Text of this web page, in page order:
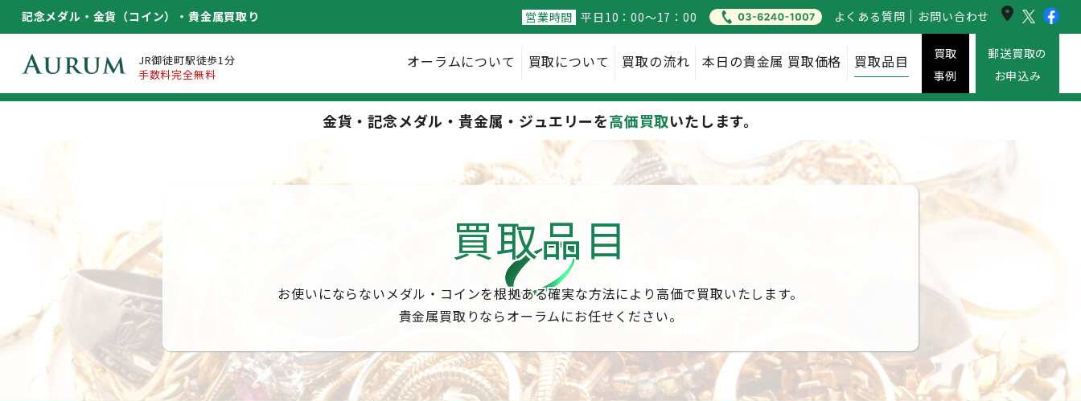
JR御徒町駅徒歩1分
手数料完全無料
オーラムについて 買取について 買取の流れ 本日の貴金属 買取価格 買取品目
買取
事例
郵送買取の
お申込み
記念メダル・金貨（コイン）・貴金属買取り 営業時間 平日10：00～17：00 よくある質問 お問い合わせ
金貨・記念メダル・貴金属・ジュエリーを高価買取いたします。
買取品目
お使いにならないメダル・コインを根拠ある確実な方法により高価で買取いたします。
貴金属買取りならオーラムにお任せください。